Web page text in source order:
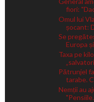
fiori:
Omul lui
șocant:
Se
Europa
Taxa pe
Pătrunjel
tarabe.
Nemții au